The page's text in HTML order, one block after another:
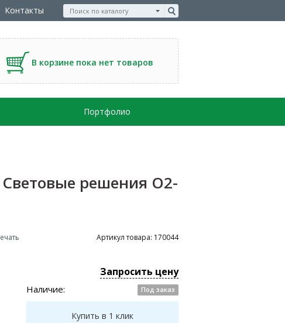
Контакты
В корзине пока нет товаров
Портфолио
решения О2-
Артикул товара: 170044
Запросить цену
Наличие: Под заказ
Купить в 1 клик